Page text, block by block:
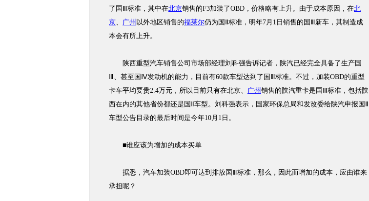
了国Ⅲ标准，其中在北京销售的F3加装了OBD，价格略有上升。由于成本原因，在北
京、 广州 以外地区销售的福莱尔仍为国Ⅱ标准，明年7月1日销售的国Ⅲ新车，其制造成
本会有所上升。
陕西重型汽车销售公司市场部经理刘科强告诉记者，陕汽已经完全具备了生产国
Ⅲ、甚至国Ⅳ发动机的能力，目前有60款车型达到了国Ⅲ标准。不过，加装OBD的重型
卡车平均要贵2.4万元，所以目前只有在北京、 广州 销售的陕汽重卡是国Ⅲ标准，包括陕
西在内的其他省份都还是国Ⅱ车型。刘科强表示，国家环保总局和发改委给陕汽申报国Ⅱ
车型公告目录的最后时间是今年10月1日。
■谁应该为增加的成本买单
据悉，汽车加装OBD即可达到排放国Ⅲ标准，那么，因此而增加的成本，应由谁来
承担呢？